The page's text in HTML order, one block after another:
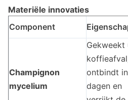
Materiële innovaties
Component
Champignon
mycelium
Gekweekt
ontbindt
dagen en